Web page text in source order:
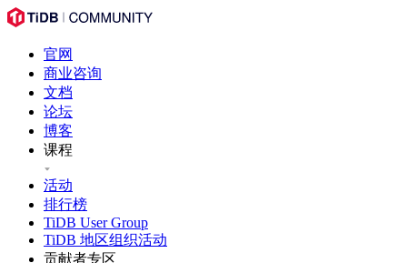
官网
商业咨询
文档
论坛
博客
课程
活动
排行榜
TiDB User Group
TiDB 地区组织活动
贡献者专区